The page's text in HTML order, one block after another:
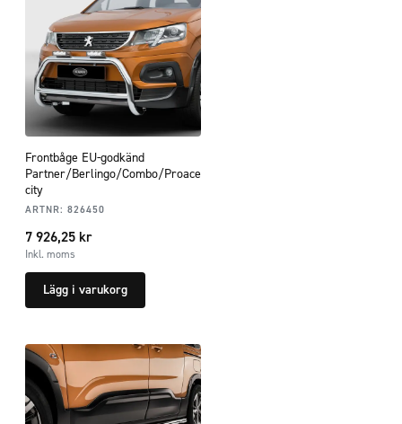
Frontbåge EU-godkänd
Partner/Berlingo/Combo/Proace
city
ARTNR: 826450
7 926,25 kr
Inkl. moms
Lägg i varukorg